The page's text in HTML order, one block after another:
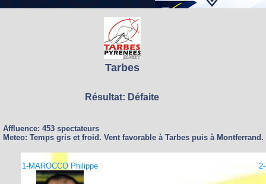
Tarbes
Résultat: Défaite
Affluence: 453 spectateurs
Meteo: Temps gris et froid. Vent favorable à Tarbes puis à
1-MAROCCO Philippe